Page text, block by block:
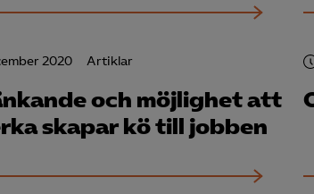
används för att spåra gester på olika
annonser.
2020 Artiklar
och möjlighet att
skapar kö till jobben